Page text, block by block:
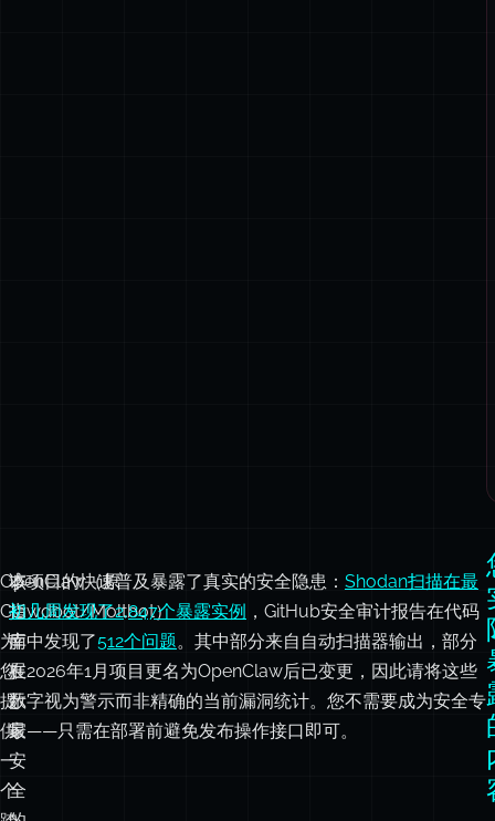
OpenClaw（原
Clawdbot/Moltbot）
为
您
提
供
本
指
南
展
示
最
该项目的快速普及暴露了真实的安全隐患：Shodan扫描在最
初几周发现了2,847个暴露实例，GitHub安全审计报告在代码
库中发现了 512个问题。其中部分来自自动扫描器输出，部分
在2026年1月项目更名为OpenClaw后已变更，因此请将这些
数字视为警示而非精确的当前漏洞统计。您不需要成为安全专
家——只需在部署前避免发布操作接口即可。